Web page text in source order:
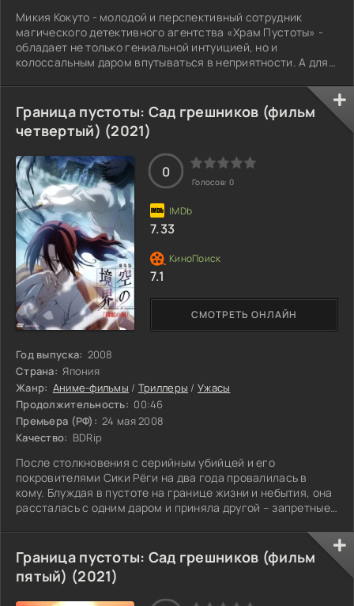
Микия Кокуто - молодой и перспективный сотрудник
магического детективного агентства «Храм Пустоты» -
обладает не только гениальной интуицией, но и
колоссальным даром впутываться в неприятности. А для
например, после нападения уличной банды. Когда же
выяснилось, что красавица Фудзино Асагами (так ее
звали) подруга и одноклассница его младшей сестры,
Микия пошел к своему шефу, волшебнице Токо Аодзаки, с
просьбой поучаствовать в судьбе новой
Граница пустоты: Сад грешников (фильм
четвертый) (2021)
Год выпуска: 2008
Страна: Япония
Жанр: Аниме-фильмы / Триллеры / Ужасы
Продолжительность: 00:46
Премьера (РФ): 24 мая 2008
Качество: BDRip
После столкновения с серийным убийцей и его
покровителями Сики Рёги на два года провалилась в
кому. Блуждая в пустоте на границе жизни и небытия, она
рассталась с одним даром и приняла другой – запретные
Обретение внутренней цельности и поиск нового смысла
жизни не дались бы Сики без поддержки старого друга
Микии Кокуто и помощи новой подруги и работодателя –
волшебницы Токо Аодзаки. Так встретились три странных
личности, а в итоге родилось
СМОТРЕТЬ ОНЛАЙН
0
Голосов: 0
7.33
7.1
Граница пустоты: Сад грешников (фильм
пятый) (2021)